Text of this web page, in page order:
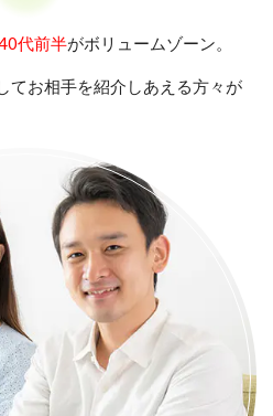
代前半がボリュームゾーン。
てお相手を紹介しあえる方々が